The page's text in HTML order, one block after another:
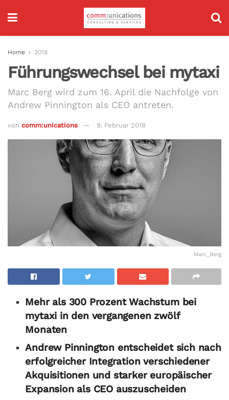
Home 2018
Führungswechsel bei mytaxi
Marc Berg wird zum 16. April die Nachfolge von
Andrew Pinnington als CEO antreten.
von comm:unications 9. Februar 2018
Marc_Berg
Mehr als 300 Prozent Wachstum bei
mytaxi in den vergangenen zwölf
Monaten
Andrew Pinnington entscheidet sich nach
erfolgreicher Integration verschiedener
Akquisitionen und starker europäischer
Expansion als CEO auszuscheiden